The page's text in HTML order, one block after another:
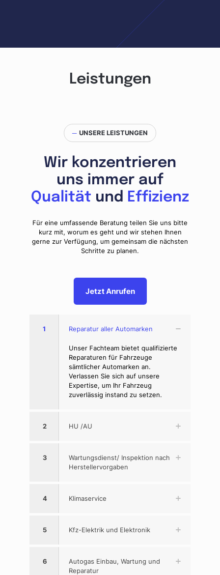
Leistungen
─ UNSERE LEISTUNGEN
Wir konzentrieren
uns immer auf
Qualität und Effizienz
Für eine umfassende Beratung teilen Sie uns bitte
kurz mit, worum es geht und wir stehen Ihnen
gerne zur Verfügung, um gemeinsam die nächsten
Schritte zu planen.
Jetzt Anrufen
1 Reparatur aller Automarken
Unser Fachteam bietet qualifizierte
Reparaturen für Fahrzeuge
sämtlicher Automarken an.
Verlassen Sie sich auf unsere
Expertise, um Ihr Fahrzeug
zuverlässig instand zu setzen.
2 HU /AU
3
Wartungsdienst/ Inspektion nach
Herstellervorgaben
4 Klimaservice
5 Kfz-Elektrik und Elektronik
6
Autogas Einbau, Wartung und
Reparatur